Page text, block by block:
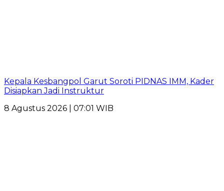
Kepala Kesbangpol Garut Soroti PIDNAS IMM, Kader
Disiapkan Jadi Instruktur
8 Agustus 2026 | 07:01 WIB